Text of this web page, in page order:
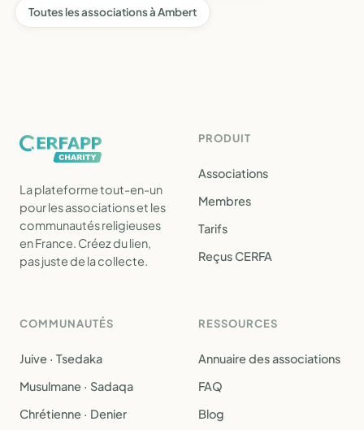
Toutes les associations à Ambert
La plateforme tout-en-un
pour les associations et les
communautés religieuses
en France. Créez du lien,
pas juste de la collecte.
PRODUIT
Associations
Membres
Tarifs
Reçus CERFA
COMMUNAUTÉS
Juive · Tsedaka
Musulmane · Sadaqa
Chrétienne · Denier
RESSOURCES
Annuaire des associations
FAQ
Blog